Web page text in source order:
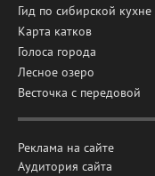
Гид по сибирской кухне
Карта катков
Голоса города
Лесное озеро
Весточка с передовой
Реклама на сайте
Аудитория сайта